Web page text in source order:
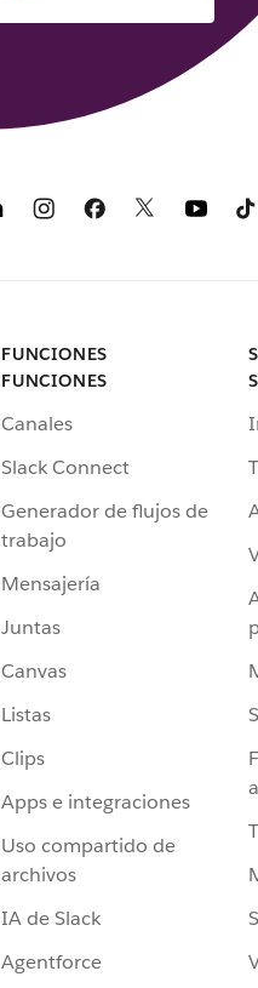
FUNCIONES
FUNCIONES
Canales
Slack Connect
Generador de flujos de
trabajo
Mensajería
Juntas
Canvas
Listas
Clips
Apps e integraciones
Uso compartido de
archivos
IA de Slack
Agentforce